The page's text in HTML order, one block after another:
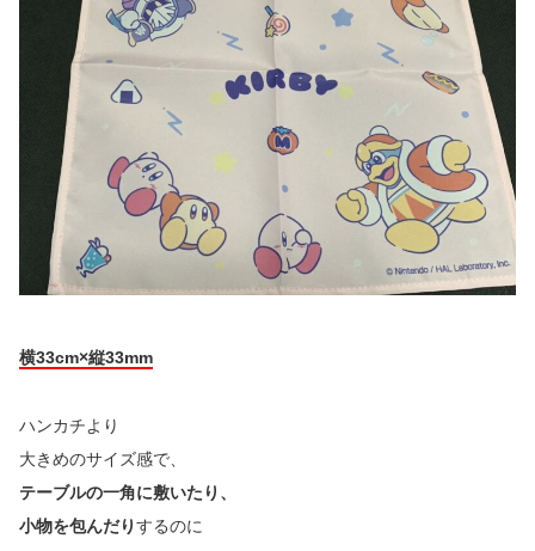
横33cm×縦33mm
ハンカチより
大きめのサイズ感で、
テーブルの一角に敷いたり、
小物を包んだりするのに